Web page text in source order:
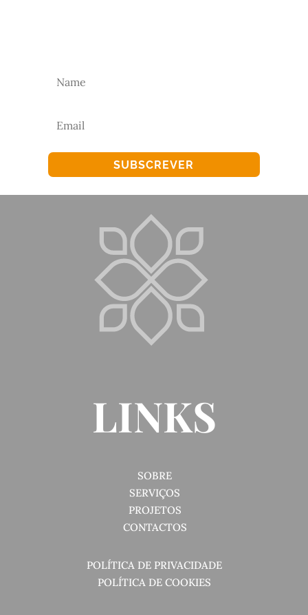
SUBSCREVER
LINKS
SOBRE
SERVIÇOS
PROJETOS
CONTACTOS
POLÍTICA DE PRIVACIDADE
POLÍTICA DE COOKIES